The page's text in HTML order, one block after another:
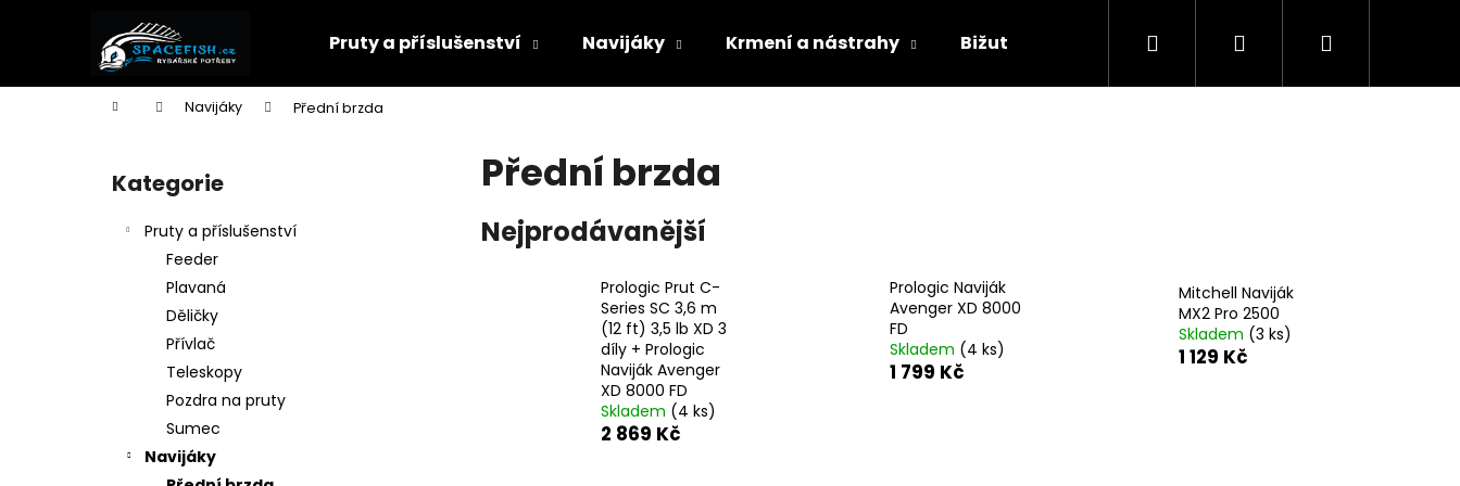
Pruty a příslušenství Navijáky Krmení a nástrahy Bižuterie Naše boxy a dárkové sady
Hledat PřihlášeníNákupní
Domů Navijáky Přední brzda
Přeskočit
kategorie
Kategorie
Pruty a příslušenství
Feeder
Plavaná
Děličky
Přívlač
Teleskopy
Pozdra na pruty
Sumec
Navijáky
Přední brzda
Nejprodávanější
Prologic Prut C-
Series SC 3,6 m
(12 ft) 3,5 lb XD 3
díly + Prologic
Naviják Avenger
XD 8000 FD
Skladem (4 ks)
2 869 Kč
Prologic Naviják
Avenger XD 8000
FD
Skladem (4 ks)
1 799 Kč
Mitchell Naviják
MX2 Pro 2500
Skladem (3 ks)
1 129 Kč
í
Zpět
do
Zpět
do
Doporučujeme